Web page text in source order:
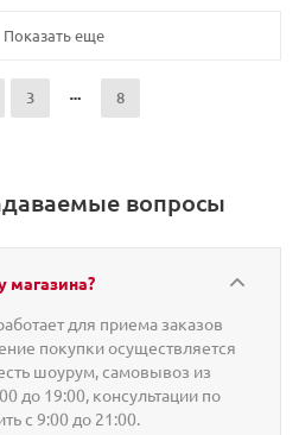
Показать еще
3 8
вопросы
магазина?
для приема заказов
покупки осуществляется
шоурум, самовывоз из
до 19:00, консультации по
с 9:00 до 21:00.